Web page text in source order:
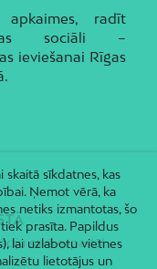
radīt
sociāli –
ieviešanai Rīgas
savā e-pastā!
sīkdatnes, kas
Ņemot vērā, ka
netiks izmantotas, šo
prasīta. Papildus
lai uzlabotu vietnes
lietotājus un